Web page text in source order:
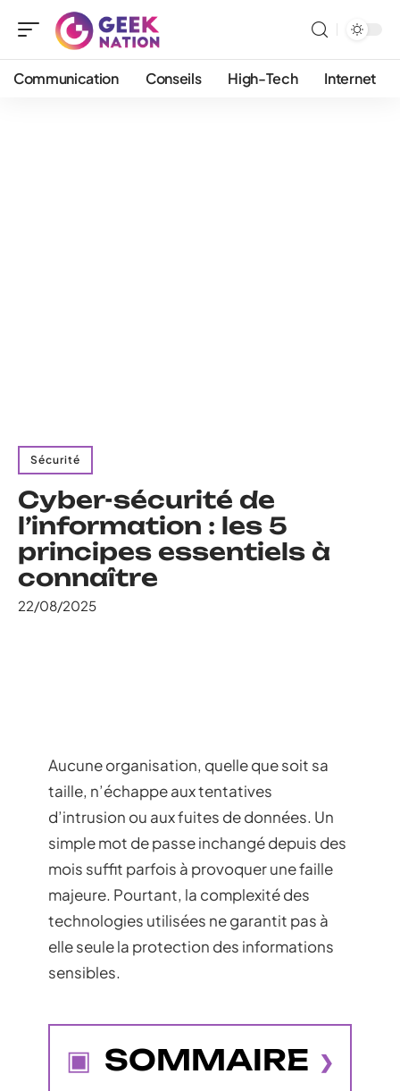
Communication Conseils High-Tech Internet
Sécurité
Cyber-sécurité de
l’information : les 5
principes essentiels à
connaître
22/08/2025
Aucune organisation, quelle que soit sa
taille, n’échappe aux tentatives
d’intrusion ou aux fuites de données. Un
simple mot de passe inchangé depuis des
mois suffit parfois à provoquer une faille
majeure. Pourtant, la complexité des
technologies utilisées ne garantit pas à
elle seule la protection des informations
sensibles.
SOMMAIRE